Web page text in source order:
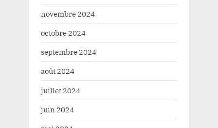
novembre 2024
octobre 2024
septembre 2024
août 2024
juillet 2024
juin 2024